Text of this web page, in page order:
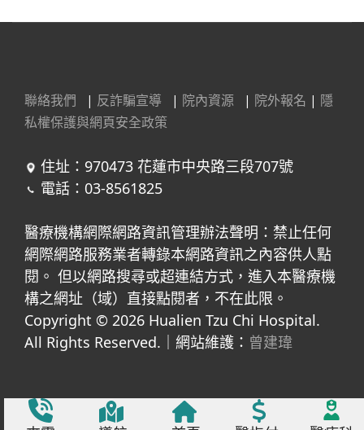
聯絡我們 | 反詐騙宣導 | 院內資源 | 院外報名 | 隱
私權保護與網頁安全政策
住址：970473 花蓮市中央路三段707號
電話：03-8561825
醫療機構網際網路資訊管理辦法聲明：禁止任何
網際網路服務業者轉錄本網路資訊之內容供人點
閱。 但以網路搜尋或超連結方式，進入本醫療機
構之網址（域）直接點閱者，不在此限。
Copyright © 2026 Hualien Tzu Chi Hospital.
All Rights Reserved.｜網站維護： 曾建瑋